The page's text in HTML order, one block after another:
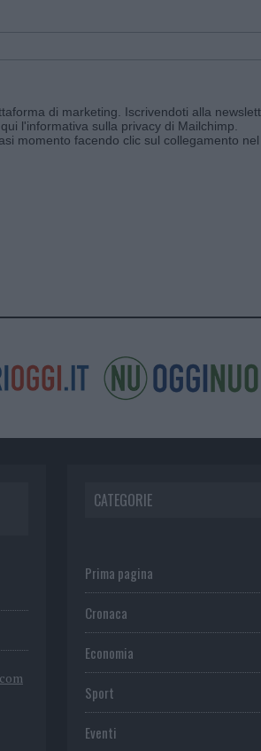
di marketing. Iscrivendoti alla
l'informativa sulla privacy di Mailchimp
momento facendo clic sul collegamento
CATEGORIE
Prima pagina
Cronaca
Economia
Sport
Eventi